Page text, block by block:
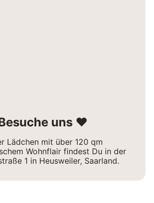
uns ❤
Lädchen mit über 120 qm
Wohnflair findest Du in der
1 in Heusweiler, Saarland.